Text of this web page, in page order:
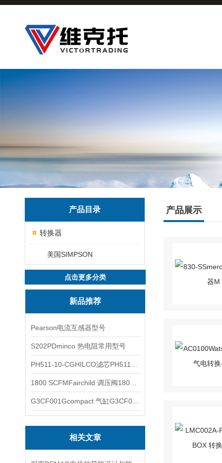
产品目录
转换器
美国SIMPSON
点击更多分类
新品推荐
Pearson电流互感器型号
S202PDminco 热电阻常用型号
相关文章
产品展示